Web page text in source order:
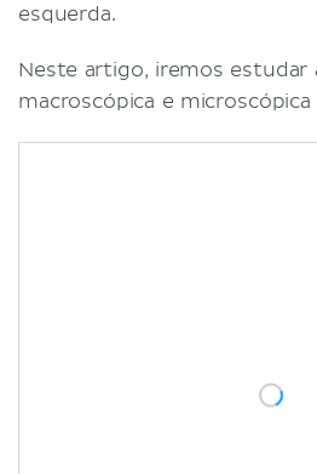
esquerda.
Neste artigo, iremos estudar
macroscópica e microscópica